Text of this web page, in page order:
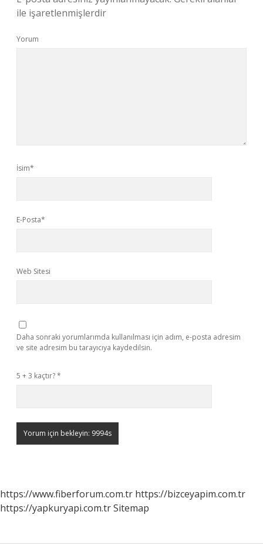
ile işaretlenmişlerdir
Yorum
İsim*
E-Posta*
Web Sitesi
Daha sonraki yorumlarımda kullanılması için adım, e-posta adresim
ve site adresim bu tarayıcıya kaydedilsin.
5 + 3 kaçtır?*
https://www.fiberforum.com.tr https://bizceyapim.com.tr
https://yapkuryapi.com.trSitemap